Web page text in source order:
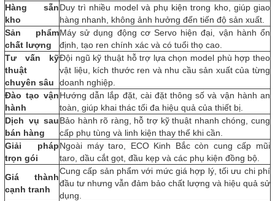
Hàng sẵn
kho
Duy trì nhiều model và phụ kiện trong kho, giúp giao
hàng nhanh, không ảnh hưởng đến tiến độ sản xuất.
Sản phẩm
chất lượng
Máy sử dụng động cơ Servo hiện đại, vận hành ổn
định, tạo ren chính xác và có tuổi thọ cao.
Tư vấn kỹ
thuật
chuyên sâu
Đội ngũ kỹ thuật hỗ trợ lựa chọn model phù hợp theo
vật liệu, kích thước ren và nhu cầu sản xuất của từng
doanh nghiệp.
Đào tạo vận
hành
Hướng dẫn lắp đặt, cài đặt thông số và vận hành an
toàn, giúp khai thác tối đa hiệu quả của thiết bị.
Dịch vụ sau
bán hàng
Bảo hành rõ ràng, hỗ trợ kỹ thuật nhanh chóng, cung
cấp phụ tùng và linh kiện thay thế khi cần.
Giải pháp
trọn gói
Ngoài máy taro, ECO Kinh Bắc còn cung cấp mũi
taro, dầu cắt gọt, đầu kẹp và các phụ kiện đồng bộ.
Giá thành
cạnh tranh
Cung cấp sản phẩm với mức giá hợp lý, tối ưu chi phí
đầu tư nhưng vẫn đảm bảo chất lượng và hiệu quả sử
dụng.